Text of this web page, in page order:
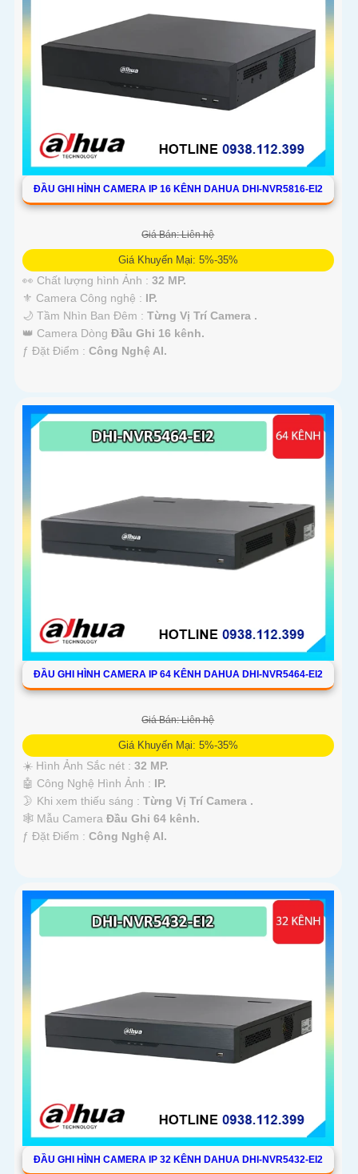
ĐẦU GHI HÌNH CAMERA IP 16 KÊNH DAHUA DHI-NVR5816-EI2
Giá Bán: Liên hệ
Giá Khuyến Mại: 5%-35%
👀 Chất lượng hình Ảnh : 32 MP.
⚜️ Camera Công nghệ : IP.
🌙 Tầm Nhìn Ban Đêm : Từng Vị Trí Camera .
👑 Camera Dòng Đầu Ghi 16 kênh.
️ƒ Đặt Điểm : Công Nghệ AI.
ĐẦU GHI HÌNH CAMERA IP 64 KÊNH DAHUA DHI-NVR5464-EI2
Giá Bán: Liên hệ
Giá Khuyến Mại: 5%-35%
☀️ Hình Ảnh Sắc nét : 32 MP.
🤖️ Công Nghệ Hình Ảnh : IP.
🌛 Khi xem thiếu sáng : Từng Vị Trí Camera .
🕸️ Mẫu Camera Đầu Ghi 64 kênh.
️ƒ Đặt Điểm : Công Nghệ AI.
ĐẦU GHI HÌNH CAMERA IP 32 KÊNH DAHUA DHI-NVR5432-EI2